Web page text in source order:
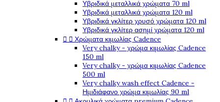
Υβριδικά μεταλλικά χρώματα 70 ml
Υβριδικά μεταλλικά χρώματα 120 ml
Υβριδικά γκλίτερ χρυσό χρώματα 120 ml
Υβριδικά γκλίτερ ασημί χρώματα 120 ml
  Χρώματα κιμωλίας Cadence
Very chalky - χρώμα κιμωλίας Cadence
150 ml
Very chalky - χρώμα κιμωλίας Cadence
500 ml
Very chalky wash effect Cadence -
Ημιδιάφανο χρώμα κιμωλίας 90 ml